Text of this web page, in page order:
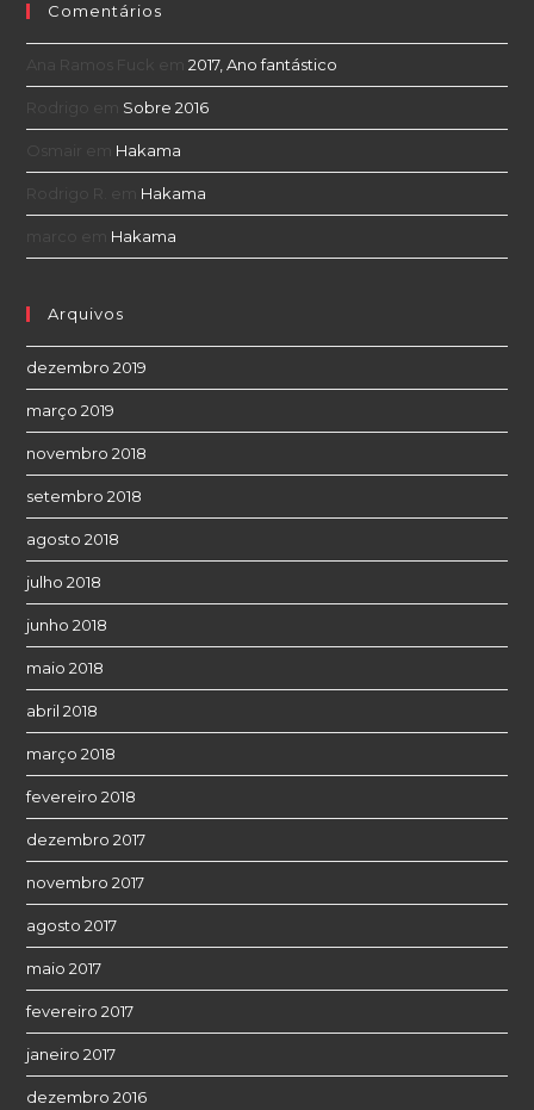
Comentários
em2017, Ano fantástico
Sobre 2016
Hakama
Hakama
Hakama
Arquivos
dezembro 2019
março 2019
novembro 2018
setembro 2018
agosto 2018
julho 2018
junho 2018
maio 2018
abril 2018
março 2018
fevereiro 2018
dezembro 2017
novembro 2017
agosto 2017
maio 2017
fevereiro 2017
janeiro 2017
dezembro 2016